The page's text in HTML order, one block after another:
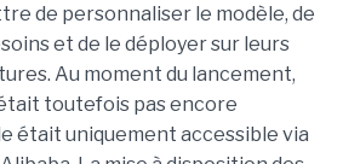
de personnaliser le modèle, de
et de le déployer sur leurs
Au moment du lancement,
toutefois pas encore
était uniquement accessible via